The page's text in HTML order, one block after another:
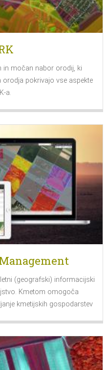
in močan nabor orodij, ki
orodja pokrivajo vse aspekte
a.
(geografski) informacijski
Kmetom omogoča
kmetijskih gospodarstev